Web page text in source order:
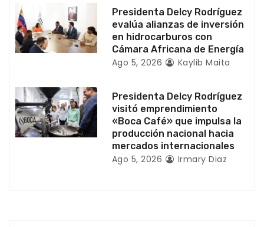
r
a
a
s
Presidenta Delcy Rodríguez
evalúa alianzas de inversión
en hidrocarburos con
Cámara Africana de Energía
Ago 5, 2026 Kaylib Maita
Presidenta Delcy Rodríguez
visitó emprendimiento
«Boca Café» que impulsa la
producción nacional hacia
mercados internacionales
Ago 5, 2026 Irmary Diaz